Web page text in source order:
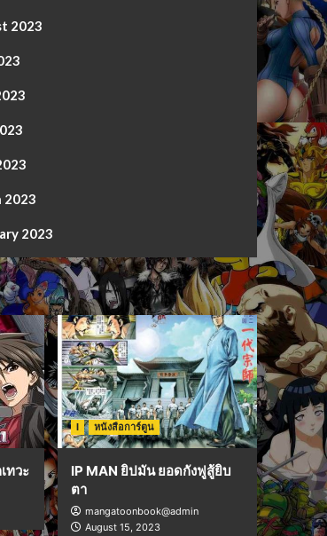
2023
2023
2023
ทวะ
I หนังสือการ์ตูน
IP MAN ยิปมัน ยอดกังฟูสู้ยิบ
ตา
mangatoonbook@admin
August 15, 2023